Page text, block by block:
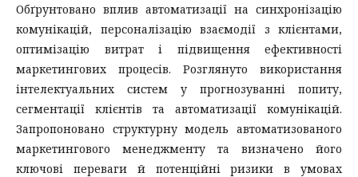
Обґрунтовано вплив автоматизації на синхронізацію
комунікацій, персоналізацію взаємодії з клієнтами,
оптимізацію витрат і підвищення ефективності
маркетингових процесів. Розглянуто використання
інтелектуальних систем у прогнозуванні попиту,
сегментації клієнтів та автоматизації комунікацій.
Запропоновано структурну модель автоматизованого
маркетингового менеджменту та визначено його
ключові переваги й потенційні ризики в умовах